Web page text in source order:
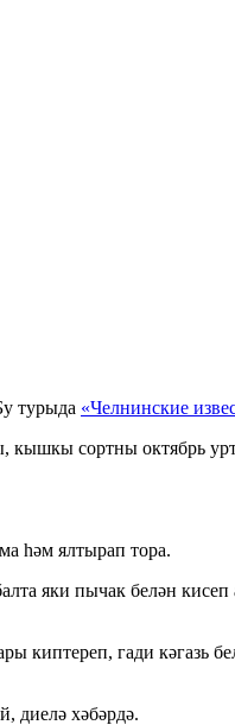
турыда «Челнинские
сортны октябрь
һәм ялтырап тора.
яки пычак белән
киптереп, гади кәгазь
диелә хәбәрдә.